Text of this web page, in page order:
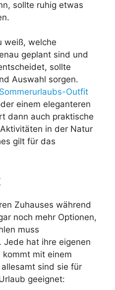
sollte ruhig etwas
weiß, welche
geplant sind und
sollte
Auswahl sorgen.
Outfit
einem eleganteren
dann auch praktische
in der Natur
gilt für das
Zuhauses während
noch mehr Optionen,
muss
Jede hat ihre eigenen
mit einem
sind sie für
geeignet: